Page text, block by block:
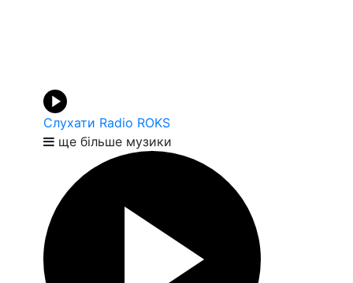
Слухати Radio ROKS
ще більше музики